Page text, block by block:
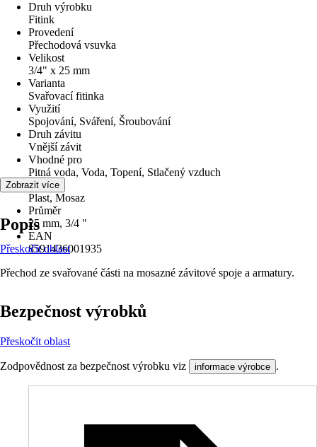
Druh výrobku
Fitink
Provedení
Přechodová vsuvka
Velikost
3/4" x 25 mm
Varianta
Svařovací fitinka
Využití
Spojování, Sváření, Šroubování
Druh závitu
Vnější závit
Vhodné pro
Pitná voda, Voda, Topení, Stlačený vzduch
Materiál
Plast, Mosaz
Průměr
25 mm, 3/4 "
EAN
8591436001935
Zobrazit více
Popis
Přeskočit oblast
Přechod ze svařované části na mosazné závitové spoje a armatury.
Bezpečnost výrobků
Přeskočit oblast
Zodpovědnost za bezpečnost výrobku viz informace výrobce .